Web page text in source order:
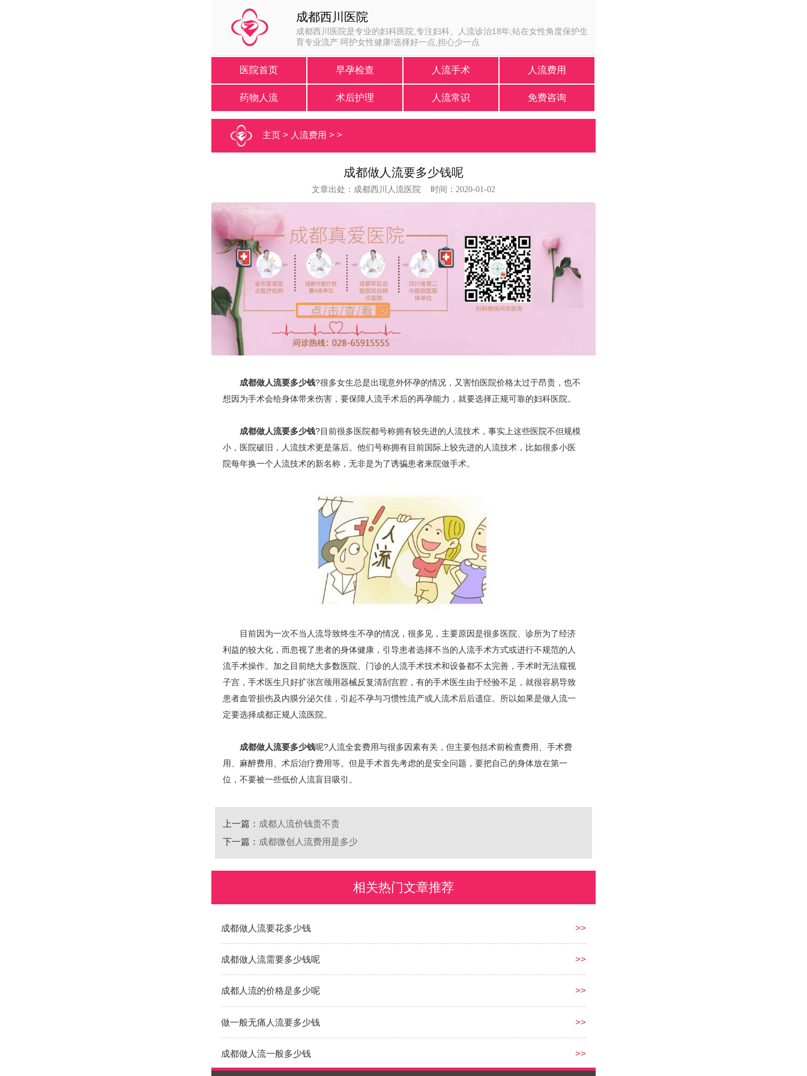
成都西川医院
成都西川医院是专业的妇科医院,专注妇科、人流诊治18年;站在女性角度保护生
育专业流产.呵护女性健康!选择好一点,担心少一点
医院首页 早孕检查 人流手术 人流费用
药物人流 术后护理 人流常识 免费咨询
主页> 人流费用 > >
成都做人流要多少钱呢
文章出处：成都西川人流医院 时间：2020-01-02
成都做人流要多少钱?很多女生总是出现意外怀孕的情况，又害怕医院价格太过于昂贵，也不
想因为手术会给身体带来伤害，要保障人流手术后的再孕能力，就要选择正规可靠的妇科医院。
成都做人流要多少钱?目前很多医院都号称拥有较先进的人流技术，事实上这些医院不但规模
小，医院破旧，人流技术更是落后。他们号称拥有目前国际上较先进的人流技术，比如很多小医
院每年换一个人流技术的新名称，无非是为了诱骗患者来院做手术。
目前因为一次不当人流导致终生不孕的情况，很多见，主要原因是很多医院、诊所为了经济
利益的较大化，而忽视了患者的身体健康，引导患者选择不当的人流手术方式或进行不规范的人
流手术操作。加之目前绝大多数医院、门诊的人流手术技术和设备都不太完善，手术时无法窥视
子宫，手术医生只好扩张宫颈用器械反复清刮宫腔，有的手术医生由于经验不足，就很容易导致
患者血管损伤及内膜分泌欠佳，引起不孕与习惯性流产或人流术后后遗症。所以如果是做人流一
定要选择成都正规人流医院。
成都做人流要多少钱呢?人流全套费用与很多因素有关，但主要包括术前检查费用、手术费
用、麻醉费用、术后治疗费用等。但是手术首先考虑的是安全问题，要把自己的身体放在第一
位，不要被一些低价人流盲目吸引。
上一篇： 成都人流价钱贵不贵
下一篇： 成都微创人流费用是多少
相关热门文章推荐
成都做人流要花多少钱 >>
成都做人流需要多少钱呢 >>
成都人流的价格是多少呢 >>
做一般无痛人流要多少钱 >>
成都做人流一般多少钱 >>